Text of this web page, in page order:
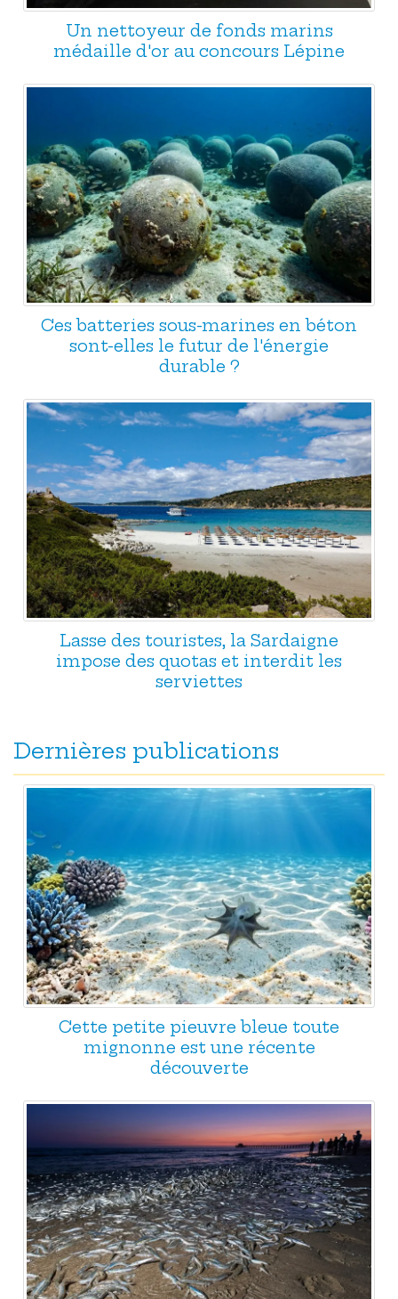
Un nettoyeur de fonds marins
médaille d'or au concours Lépine
Ces batteries sous-marines en béton
sont-elles le futur de l'énergie
durable ?
Lasse des touristes, la Sardaigne
impose des quotas et interdit les
serviettes
Dernières publications
Cette petite pieuvre bleue toute
mignonne est une récente
découverte